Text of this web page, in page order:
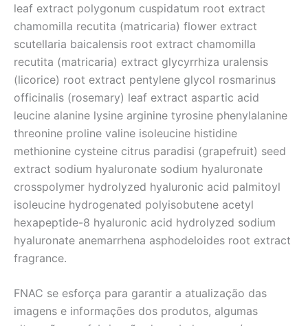
leaf extract polygonum cuspidatum root extract
chamomilla recutita (matricaria) flower extract
scutellaria baicalensis root extract chamomilla
recutita (matricaria) extract glycyrrhiza uralensis
(licorice) root extract pentylene glycol rosmarinus
officinalis (rosemary) leaf extract aspartic acid
leucine alanine lysine arginine tyrosine phenylalanine
threonine proline valine isoleucine histidine
methionine cysteine citrus paradisi (grapefruit) seed
extract sodium hyaluronate sodium hyaluronate
crosspolymer hydrolyzed hyaluronic acid palmitoyl
isoleucine hydrogenated polyisobutene acetyl
hexapeptide-8 hyaluronic acid hydrolyzed sodium
hyaluronate anemarrhena asphodeloides root extract
fragrance.
FNAC se esforça para garantir a atualização das
imagens e informações dos produtos, algumas